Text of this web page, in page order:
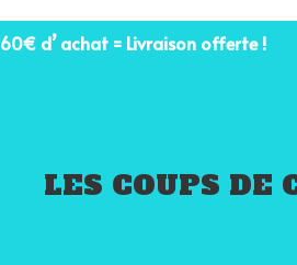
60€ d’ achat = Livraison offerte !
LES COUPS DE